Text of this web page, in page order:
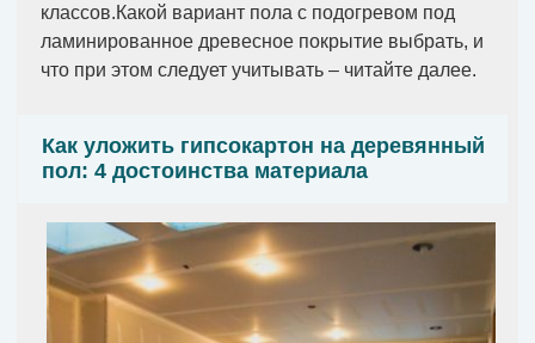
классов.Какой вариант пола с подогревом под
ламинированное древесное покрытие выбрать, и
что при этом следует учитывать – читайте далее.
Как уложить гипсокартон на деревянный
пол: 4 достоинства материала